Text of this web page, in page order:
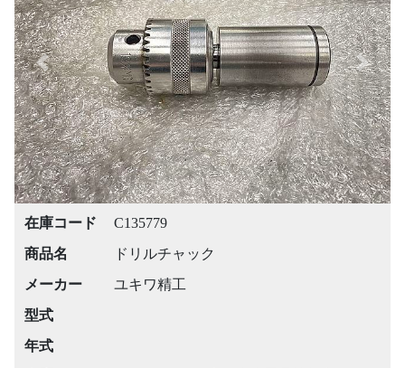
Previous Next
在庫コード
C135779
商品名
ドリルチャック
メーカー
ユキワ精工
型式
年式